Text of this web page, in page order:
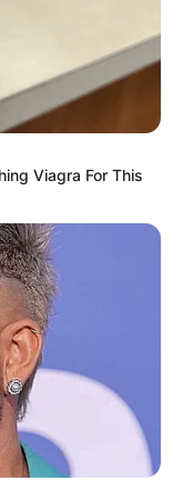
- Here's The
Are Getting
Viagra For This